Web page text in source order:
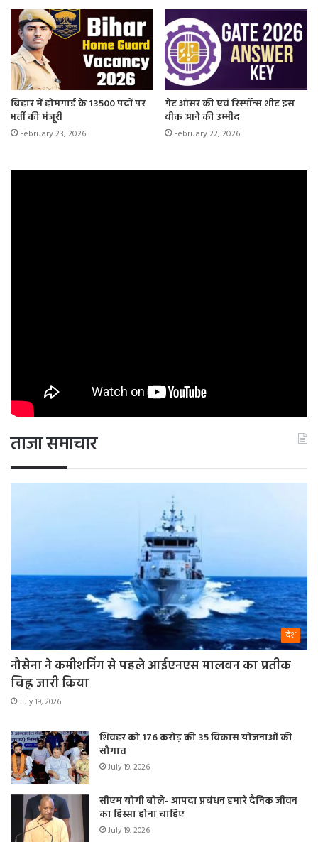
बिहार में होमगार्ड के 13500 पदों पर
भर्ती की मंजूरी
February 23, 2026
गेट आंसर की एवं रिस्पॉन्स शीट इस
वीक आने की उम्मीद
February 22, 2026
ताजा समाचार
देश
नौसेना ने कमीशनिंग से पहले आईएनएस मालवन का प्रतीक
चिह्न जारी किया
July 19, 2026
शिवहर को 176 करोड़ की 35 विकास योजनाओं की
सौगात
July 19, 2026
सीएम योगी बोले- आपदा प्रबंधन हमारे दैनिक जीवन
का हिस्सा होना चाहिए
July 19, 2026